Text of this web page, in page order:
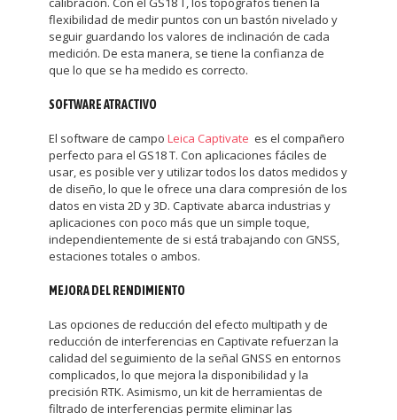
flexibilidad de medir puntos con un bastón nivelado y
seguir guardando los valores de inclinación de cada
medición. De esta manera, se tiene la confianza de
que lo que se ha medido es correcto.
SOFTWARE ATRACTIVO
El software de campoLeica Captivate es el compañero
perfecto para el GS18 T. Con aplicaciones fáciles de
usar, es posible ver y utilizar todos los datos medidos y
de diseño, lo que le ofrece una clara compresión de los
datos en vista 2D y 3D. Captivate abarca industrias y
aplicaciones con poco más que un simple toque,
independientemente de si está trabajando con GNSS,
estaciones totales o ambos.
MEJORA DEL RENDIMIENTO
Las opciones de reducción del efecto multipath y de
reducción de interferencias en Captivate refuerzan la
calidad del seguimiento de la señal GNSS en entornos
complicados, lo que mejora la disponibilidad y la
precisión RTK. Asimismo, un kit de herramientas de
filtrado de interferencias permite eliminar las